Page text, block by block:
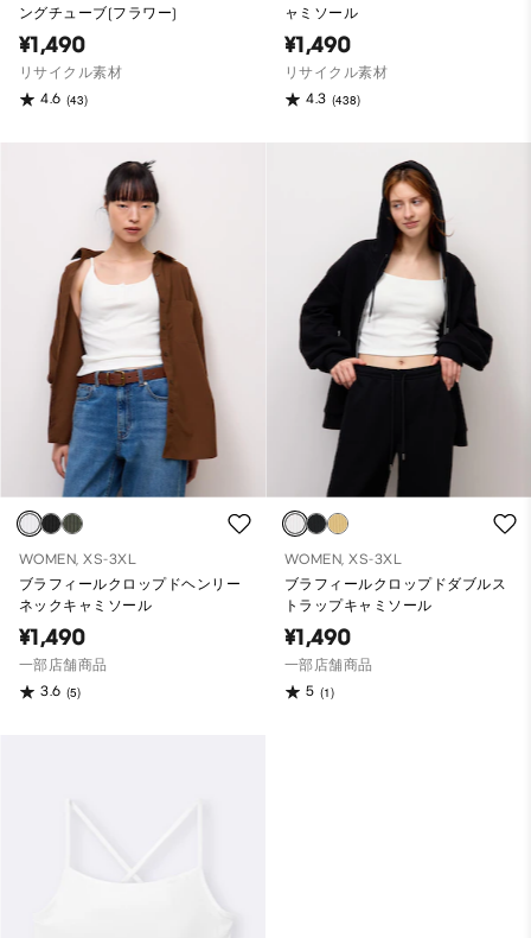
ングチューブ(フラワー)
¥1,490
リサイクル素材
4.6 (43)
ャミソール
¥1,490
リサイクル素材
4.3 (438)
WOMEN, XS-3XL
ブラフィールクロップドヘンリー
ネックキャミソール
¥1,490
一部店舗商品
3.6 (5)
WOMEN, XS-3XL
ブラフィールクロップドダブルス
トラップキャミソール
¥1,490
一部店舗商品
5 (1)